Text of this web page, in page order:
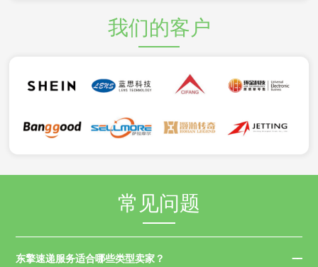
我们的客户
常见问题
东擎速递服务适合哪些类型卖家？